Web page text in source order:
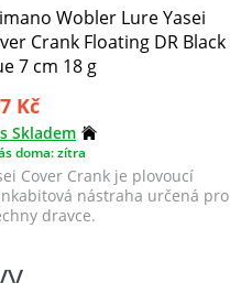
Wobler Lure Yasei
Crank Floating DR Black
7 cm 18 g
Kč
Skladem
doma: zítra
Cover Crank je plovoucí
nástraha určená pro
dravce.